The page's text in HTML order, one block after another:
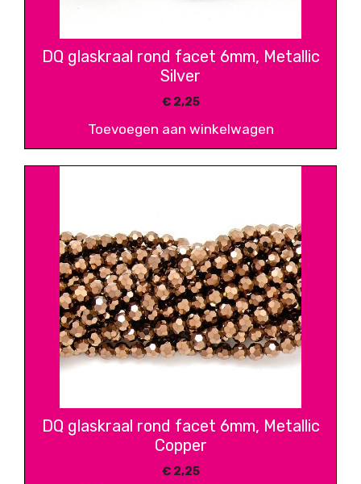
DQ glaskraal rond facet 6mm, Metallic
Silver
€2,25
Toevoegen aan winkelwagen
DQ glaskraal rond facet 6mm, Metallic
Copper
€2,25